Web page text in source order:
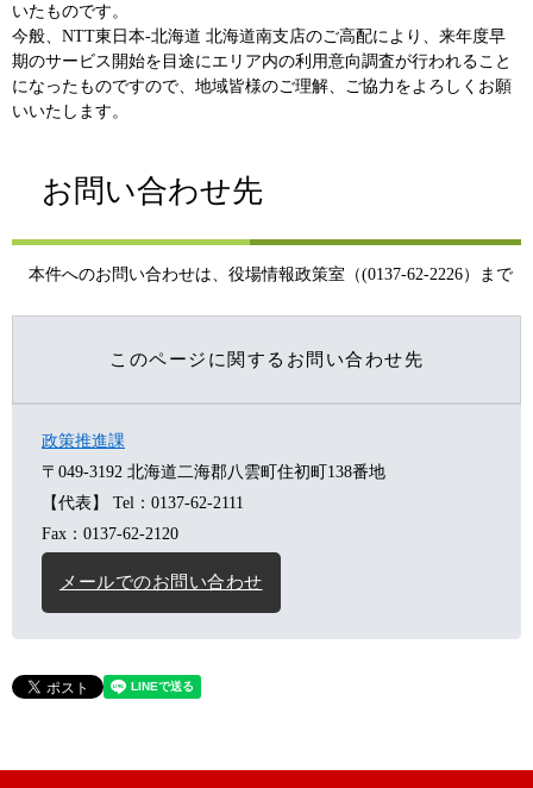
いたものです。
今般、NTT東日本-北海道 北海道南支店のご高配により、来年度早
期のサービス開始を目途にエリア内の利用意向調査が行われること
になったものですので、地域皆様のご理解、ご協力をよろしくお願
いいたします。
お問い合わせ先
本件へのお問い合わせは、役場情報政策室（(0137-62-2226）まで
このページに関するお問い合わせ先
政策推進課
〒049-3192 北海道二海郡八雲町住初町138番地
【代表】
Tel：0137-62-2111
Fax：0137-62-2120
メールでのお問い合わせ